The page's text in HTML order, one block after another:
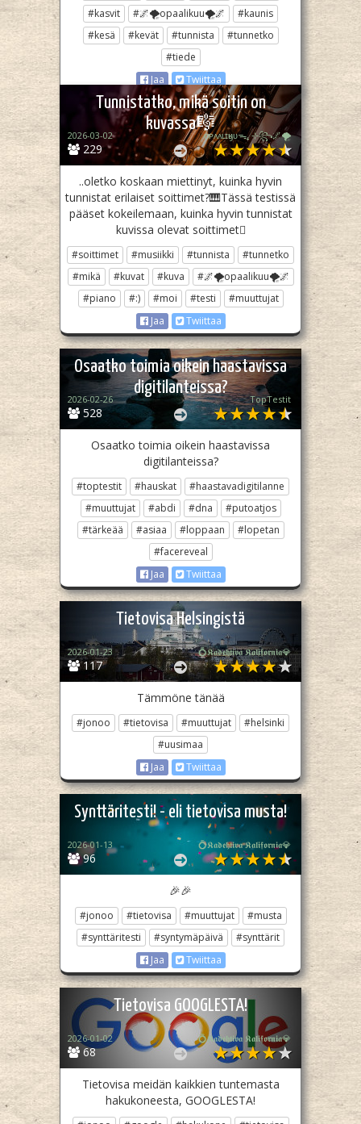
#kasvit
#🌌🌪opaalikuu🌪🌌
#kaunis
#kesä
#kevät #tunnista
#tunnetko
#tiede
Jaa
Twiittaa
Tunnistatko, mikä soitin on
kuvassa🎼
229
2026-03-02 ᴏᴘᴀᴀʟɪӄᴜᴜᯓ₊ ⊹꧂🌌🌪
..oletko koskaan miettinyt, kuinka hyvin
tunnistat erilaiset soittimet?🎹Tässä testissä
pääset kokeilemaan, kuinka hyvin tunnistat
kuvissa olevat soittimet🪉
#soittimet #musiikki #tunnista
#tunnetko
#mikä
#kuvat #kuva
#🌌🌪opaalikuu🌪🌌
#piano
#:) #moi #testi
#muuttujat
Jaa
Twiittaa
Osaatko toimia oikein haastavissa
digitilanteissa?
528
2026-02-26 TopTestit
Osaatko toimia oikein haastavissa
digitilanteissa?
#toptestit #hauskat
#haastavadigitilanne
#muuttujat
#abdi #dna
#putoatjos
#tärkeää
#asiaa #loppaan
#lopetan
#facereveal
Jaa
Twiittaa
Tietovisa Helsingistä
117
2026-01-23 💍𝕶𝖆𝖉𝖊𝖍𝖙𝖎𝖛𝖆 𝕶𝖆𝖑𝖎𝖋𝖔𝖗𝖓𝖎𝖆💎
Tämmöne tänää
#jonoo #tietovisa #muuttujat
#helsinki
#uusimaa
Jaa
Twiittaa
Synttäritesti! - eli tietovisa musta!
96
2026-01-13 💍𝕶𝖆𝖉𝖊𝖍𝖙𝖎𝖛𝖆 𝕶𝖆𝖑𝖎𝖋𝖔𝖗𝖓𝖎𝖆💎
🎉🎉
#jonoo #tietovisa #muuttujat
#musta
#synttäritesti
#syntymäpäivä
#synttärit
Jaa
Twiittaa
Tietovisa GOOGLESTA!
68
2026-01-02 💍𝕶𝖆𝖉𝖊𝖍𝖙𝖎𝖛𝖆 𝕶𝖆𝖑𝖎𝖋𝖔𝖗𝖓𝖎𝖆💎
Tietovisa meidän kaikkien tuntemasta
hakukoneesta, GOOGLESTA!